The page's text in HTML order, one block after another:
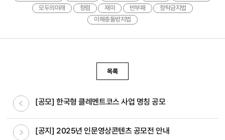
모두의미래
청렴 재미 반부패
청탁금지법
이해충돌방지법
목록
이전글
[공모] 한국형 클레멘트코스 사업 명칭 공모
다음글[공지] 2025년 인문영상콘텐츠 공모전 안내